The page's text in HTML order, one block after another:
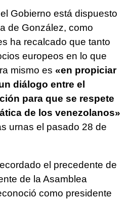
Gobierno está dispuesto
de González, como
ha recalcado que tanto
europeos en lo que
mismo es «en propiciar
diálogo entre el
para que se respete
de los venezolanos»
urnas el pasado 28 de
el precedente de
de la Asamblea
como presidente